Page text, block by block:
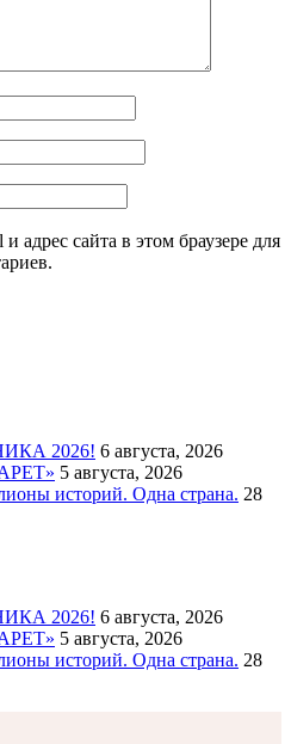
адрес сайта в этом браузере для
2026! 6 августа, 2026
5 августа, 2026
историй. Одна страна. 28
2026! 6 августа, 2026
5 августа, 2026
историй. Одна страна. 28